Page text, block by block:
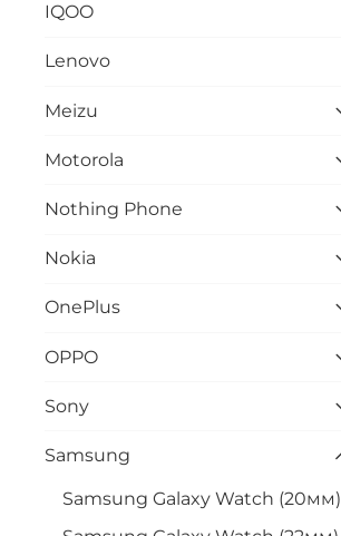
IQOO
Lenovo
Meizu
Motorola
Nothing Phone
Nokia
OnePlus
OPPO
Sony
Samsung
Samsung Galaxy Watch (20мм)